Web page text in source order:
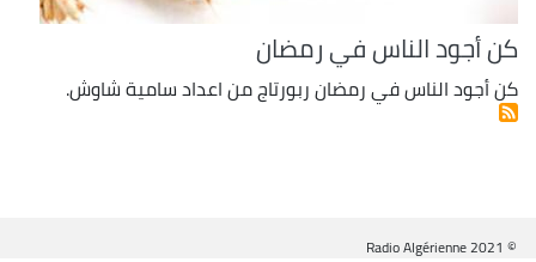
كن أجود الناس في رمضان
كن أجود الناس في رمضان ربورتاج من اعداد سامية شاوش.
© Radio Algérienne 2021